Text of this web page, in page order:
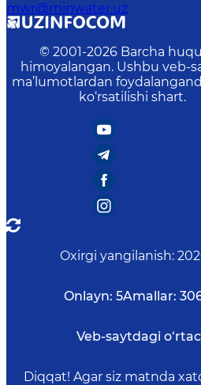
mwr@minwater.uz
© 2001-2026 Barcha
himoyalangan. Ushbu veb-
ma’lumotlardan
ko‘rsatilishi shart.
Oxirgi yangilanish:
Onlayn: 5Amallar:
Veb-saytdagi
Diqqat! Agar siz matnda